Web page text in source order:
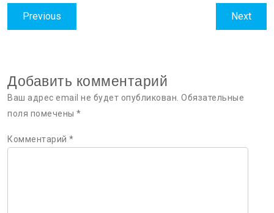
Навигация
по
Previous
post:
NextNext
post:
Добавить комментарий
Ваш адрес email не будет опубликован. Обязательные
поля помечены *
Комментарий *